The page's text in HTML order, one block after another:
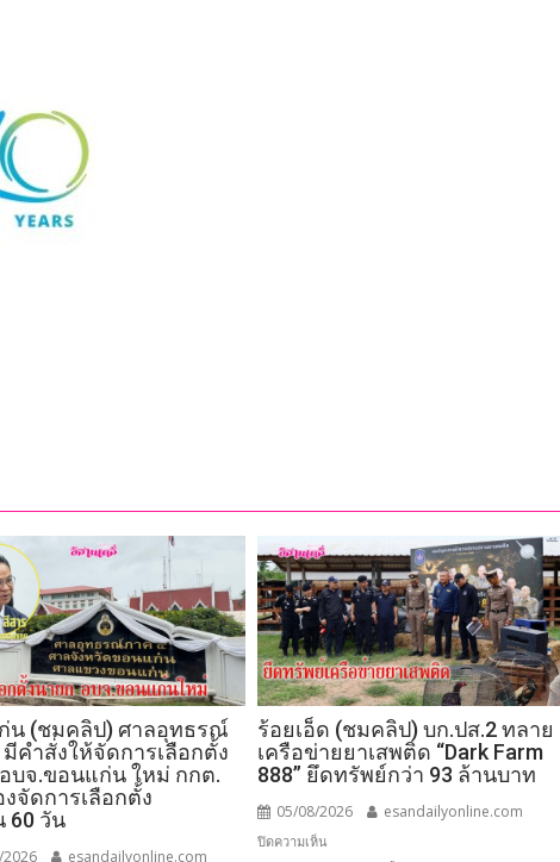
น (ชมคลิป) ศาลอุทธรณ์
คำสั่งให้จัดการเลือกตั้ง
บจ.ขอนแก่น ใหม่ กกต.
จัดการเลือกตั้ง
60 วัน
esandailyonline.com
ร้อยเอ็ด (ชมคลิป) บก.ปส.2 ทลาย
เครือข่ายยาเสพติด “Dark Farm
888” ยึดทรัพย์กว่า 93 ล้านบาท
05/08/2026 esandailyonline.com
ปิดความเห็น